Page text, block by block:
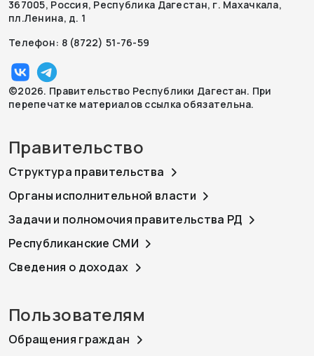
367005, Россия, Республика Дагестан, г. Махачкала,
пл.Ленина, д. 1
Телефон: 8 (8722) 51-76-59
©2026. Правительство Республики Дагестан. При
перепечатке материалов ссылка обязательна.
Правительство
Структура правительства
Органы исполнительной власти
Задачи и полномочия правительства РД
Республиканские СМИ
Сведения о доходах
Пользователям
Обращения граждан